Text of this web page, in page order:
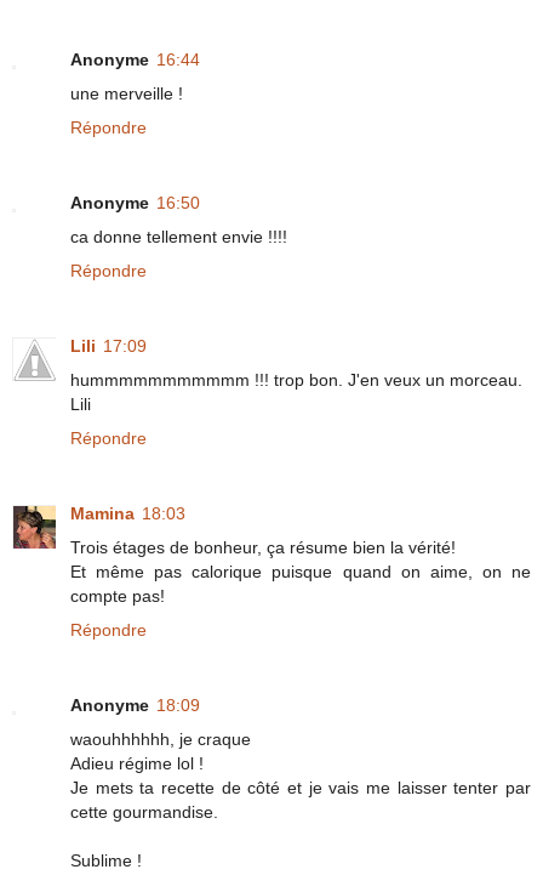
Anonyme 16:44
une merveille !
Répondre
Anonyme 16:50
ca donne tellement envie !!!!
Répondre
Lili 17:09
hummmmmmmmmmm !!! trop bon. J'en veux un morceau.
Lili
Répondre
Mamina 18:03
Trois étages de bonheur, ça résume bien la vérité!
Et même pas calorique puisque quand on aime, on ne
compte pas!
Répondre
Anonyme 18:09
waouhhhhhh, je craque
Adieu régime lol !
Je mets ta recette de côté et je vais me laisser tenter par
cette gourmandise.
Sublime !